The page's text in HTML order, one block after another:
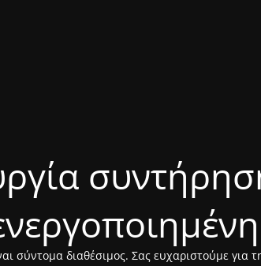
σύντομα διαθέσιμος. Σας ευχαριστούμε για